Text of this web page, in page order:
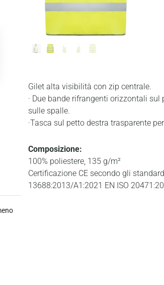
Gilet alta visibilità con zip centrale.
· Due bande rifrangenti orizzontali sul
sulle spalle.
·Tasca sul petto destra trasparente
Composizione:
100% poliestere, 135 g/m²
Certificazione CE secondo gli
13688:2013/A1:2021 EN ISO